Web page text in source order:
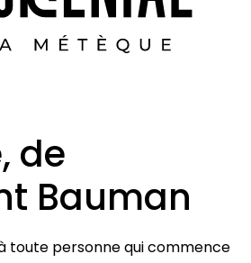
de
Bauman
toute personne qui commence